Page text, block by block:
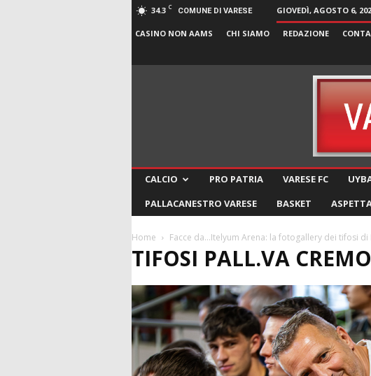
34.3 C COMUNE DI VARESE GIOVEDÌ, AGOSTO 6,
CASINO NON AAMS CHI SIAMO REDAZIONE
CALCIO PRO PATRIA VARESE FC
PALLACANESTRO VARESE
BASKET
Home Facce da…Itelyum Arena: la fotogallery dei tifosi
TIFOSI PALL.VA